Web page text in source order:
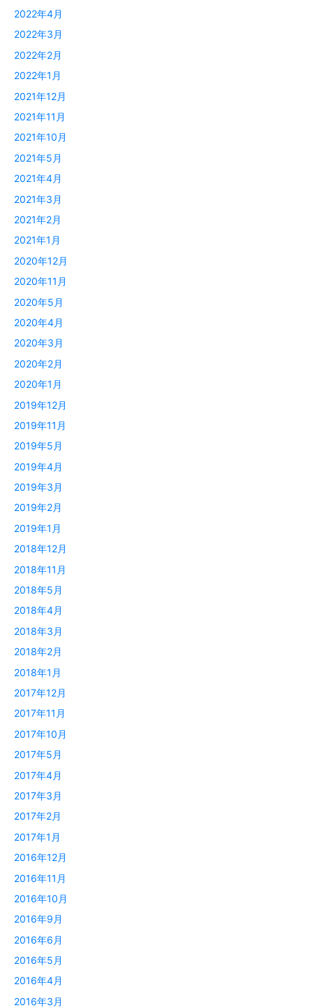
2022年4月
2022年3月
2022年2月
2022年1月
2021年12月
2021年11月
2021年10月
2021年5月
2021年4月
2021年3月
2021年2月
2021年1月
2020年12月
2020年11月
2020年5月
2020年4月
2020年3月
2020年2月
2020年1月
2019年12月
2019年11月
2019年5月
2019年4月
2019年3月
2019年2月
2019年1月
2018年12月
2018年11月
2018年5月
2018年4月
2018年3月
2018年2月
2018年1月
2017年12月
2017年11月
2017年10月
2017年5月
2017年4月
2017年3月
2017年2月
2017年1月
2016年12月
2016年11月
2016年10月
2016年9月
2016年6月
2016年5月
2016年4月
2016年3月